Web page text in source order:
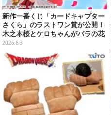
新作一番くじ「カードキャプター
さくら」のラストワン賞が公開！
木之本桜とケロちゃんがバラの花
びらに包まれている姿で立体化
2026.8.3